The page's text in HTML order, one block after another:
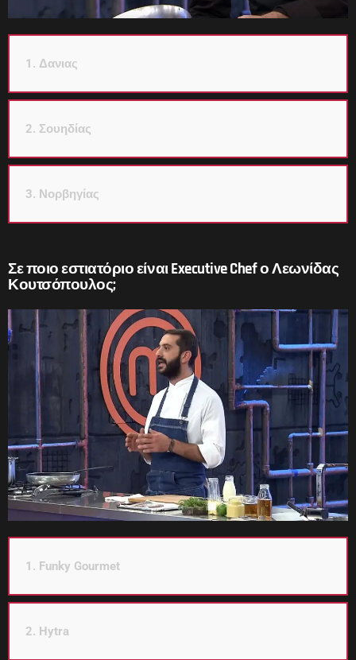
1. Δανιας
2. Σουηδίας
3. Νορβηγίας
Σε ποιο εστιατόριο είναι Executive Chef ο Λεωνίδας
Κουτσόπουλος;
1. Funky Gourmet
2. Hytra